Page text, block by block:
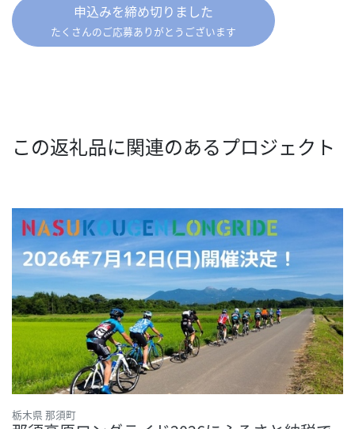
申込みを締め切りました
たくさんのご応募ありがとうございます
この返礼品に関連のあるプロジェクト
栃木県 那須町